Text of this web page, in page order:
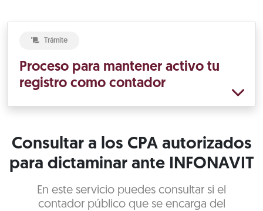
Trámite
Proceso para mantener activo tu
registro como contador
Consultar a los CPA autorizados
para dictaminar ante INFONAVIT
En este servicio puedes consultar si el
contador público que se encarga del